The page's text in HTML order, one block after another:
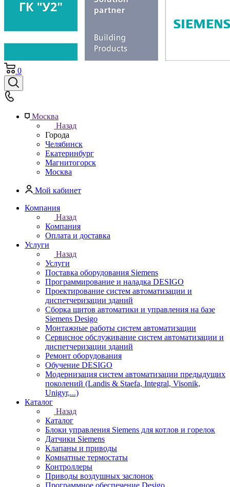
0
Москва
Назад
Города
Челябинск
Екатеринбург
Магнитогорск
Москва
Мой кабинет
Компания
Назад
Компания
Оплата и доставка
Услуги
Назад
Услуги
Поставка оборудования Siemens
Программирование и наладка DESIGO
Проектирование систем автоматизации и
диспетчеризации зданий
Сборка щитов автоматики и управления на базе
Siemens Desigo
Монтажные работы систем автоматизации
Сервисное обслуживание систем автоматизации и
диспетчеризации зданий
Ремонт оборудования
Обучение DESIGO
Модернизация систем автоматизации предыдущих
поколений (Landis & Staefa, Integral, Visonik,
Unigyr,...)
Каталог
Назад
Каталог
Блоки управления Siemens для котлов и горелок
Датчики Siemens
Клапаны и приводы
Комнатные термостаты
Контроллеры
Приводы воздушных заслонок
Программное обеспечение Desigo